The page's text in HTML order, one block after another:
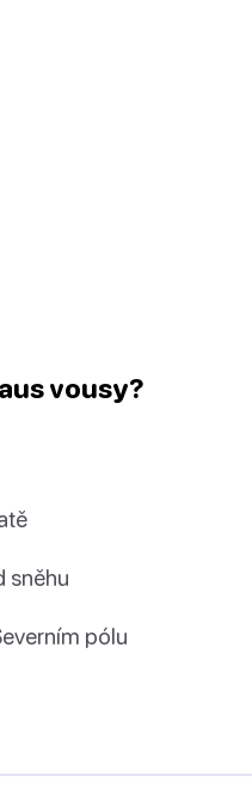
vousy?
sněhu
pólu